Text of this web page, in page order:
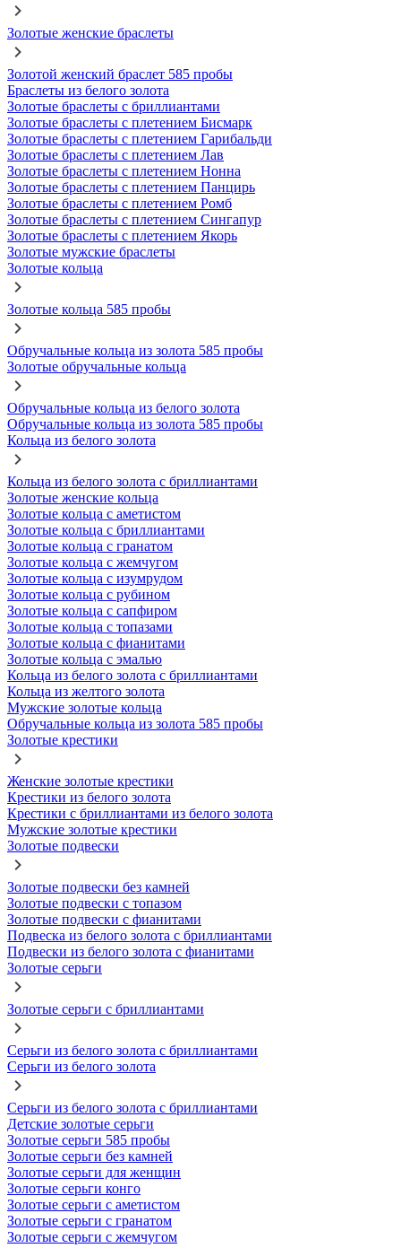
Золотые женские браслеты
Золотой женский браслет 585 пробы
Браслеты из белого золота
Золотые браслеты с бриллиантами
Золотые браслеты с плетением Бисмарк
Золотые браслеты с плетением Гарибальди
Золотые браслеты с плетением Лав
Золотые браслеты с плетением Нонна
Золотые браслеты с плетением Панцирь
Золотые браслеты с плетением Ромб
Золотые браслеты с плетением Сингапур
Золотые браслеты с плетением Якорь
Золотые мужские браслеты
Золотые кольца
Золотые кольца 585 пробы
Обручальные кольца из золота 585 пробы
Золотые обручальные кольца
Обручальные кольца из белого золота
Обручальные кольца из золота 585 пробы
Кольца из белого золота
Кольца из белого золота с бриллиантами
Золотые женские кольца
Золотые кольца с аметистом
Золотые кольца с бриллиантами
Золотые кольца с гранатом
Золотые кольца с жемчугом
Золотые кольца с изумрудом
Золотые кольца с рубином
Золотые кольца с сапфиром
Золотые кольца с топазами
Золотые кольца с фианитами
Золотые кольца с эмалью
Кольца из белого золота с бриллиантами
Кольца из желтого золота
Мужские золотые кольца
Обручальные кольца из золота 585 пробы
Золотые крестики
Женские золотые крестики
Крестики из белого золота
Крестики с бриллиантами из белого золота
Мужские золотые крестики
Золотые подвески
Золотые подвески без камней
Золотые подвески с топазом
Золотые подвески с фианитами
Подвеска из белого золота с бриллиантами
Подвески из белого золота с фианитами
Золотые серьги
Золотые серьги с бриллиантами
Серьги из белого золота с бриллиантами
Серьги из белого золота
Серьги из белого золота с бриллиантами
Детские золотые серьги
Золотые серьги 585 пробы
Золотые серьги без камней
Золотые серьги для женщин
Золотые серьги конго
Золотые серьги с аметистом
Золотые серьги с гранатом
Золотые серьги с жемчугом